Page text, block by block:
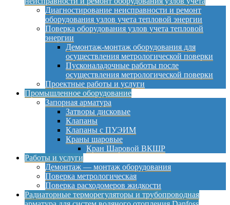
Диагностирование неисправности и ремонт
оборудования узлов учета тепловой энергии
Поверка оборудования узлов учета тепловой
энергии
Демонтаж-монтаж оборудования для
осуществления метрологической поверки
Пусконаладочные работы после
осуществления метрологической поверки
Проектные работы и услуги
Промышленное оборудование
Запорная арматура
Затворы дисковые
Клапаны
Клапаны с ПУЭИМ
Краны шаровые
Кран Шаровой ВКШР
Работы и услуги
Демонтаж — монтаж оборудования
Поверка метрологическая
Поверка расходомеров жидкости
Радиаторные терморегуляторы и трубопроводная